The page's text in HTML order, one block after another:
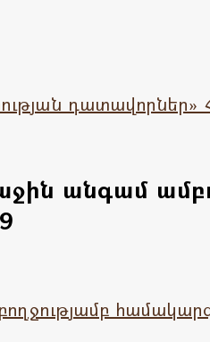
դատավորներ»
անգամ